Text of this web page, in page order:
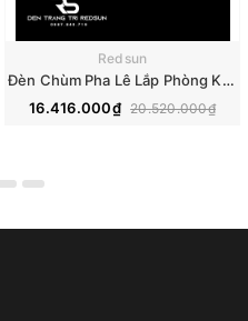
Redsun
Đèn Chùm Pha Lê Lắp Phòng Khách, Phòng Ăn, Khách Sạn, Nhà Hàng Phong Cách Bắc Âu Hiện Đại DCP-019
16.416.000₫ 20.520.000₫